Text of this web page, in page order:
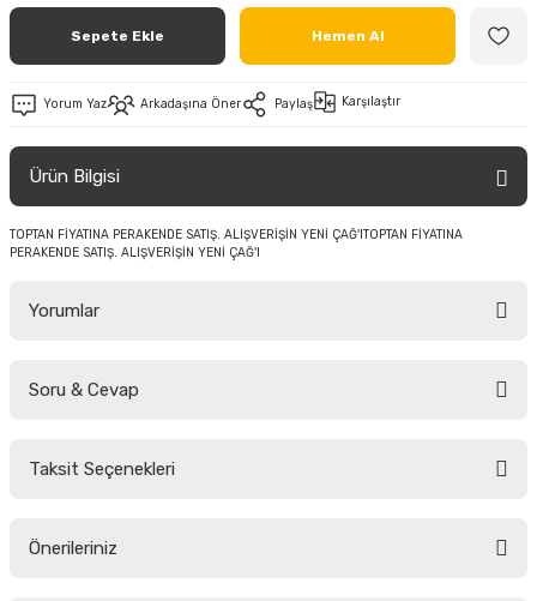
Sepete Ekle Hemen Al
Yorum Yaz Arkadaşına Öner Paylaş Karşılaştır
Ürün Bilgisi
TOPTAN FİYATINA PERAKENDE SATIŞ. ALIŞVERİŞİN YENİ ÇAĞ'ITOPTAN FİYATINA
PERAKENDE SATIŞ. ALIŞVERİŞİN YENİ ÇAĞ'I
Yorumlar
Soru & Cevap
Taksit Seçenekleri
Önerileriniz